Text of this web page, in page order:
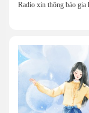
Radio xin thông báo gia